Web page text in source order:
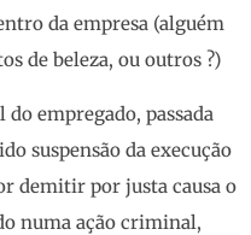
da empresa (alguém
de beleza, ou outros ?)
empregado, passada
suspensão da execução
demitir por justa causa o
numa ação criminal,